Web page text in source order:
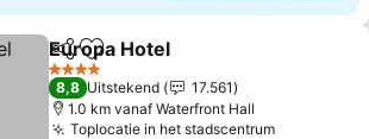
DelenToevoegen aan favorieten
Europa Hotel
4 Sterren
8,8 Uitstekend
17.561
1.0 km vanaf Waterfront Hall
Toplocatie in het stadscentrum